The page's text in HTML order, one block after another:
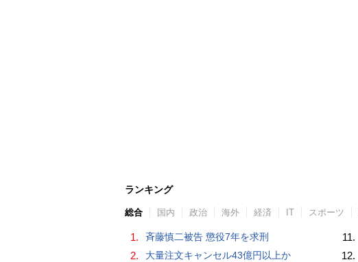
ランキング
総合 国内 政治 海外 経済 IT スポーツ
1. 斉藤慎二被告 懲役7年を求刑
2. 大量注文キャンセル43億円以上か
11.
12.